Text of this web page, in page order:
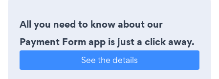
All you need to know about our
Payment Form app is just a click away.
See the details